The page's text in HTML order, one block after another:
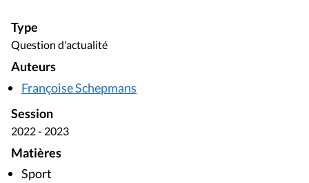
Type
Question d'actualité
Auteurs
Françoise Schepmans
Session
2022 - 2023
Matières
Sport